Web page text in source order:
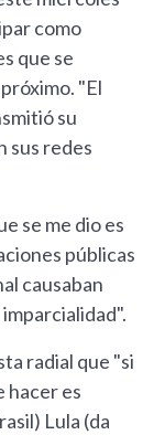
como
que se
"El
su
sus redes
se me dio es
públicas
causaban
radial que "si
hacer es
Lula (da